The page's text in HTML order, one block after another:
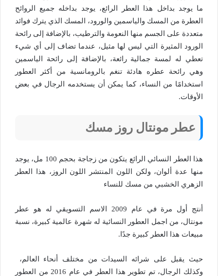
ما يوجد بداخل هذا العطر الرائع، يوجد بداخله جميع الروائح
العطرة من المسك والياسمين والورود، المسك الذي يترك فوائد
متعددة على الجسم منها النعومة والترطيب، بالإضافة إلى رائحة
الورود المثيرة التي ليس لها مثيل، عندما تضاف إلى أي شيء
تعطي له لمسة جمالية رائعة، بالإضافة إلى رائحة الياسمين
وهي رائحة عطره هادئة تنغم بالرومانسية من أكثر العطور
استخدامًا من النساء، كما يمكن أن يستخدمه الرجال في بعض
الأوقات.
عطر مونتال روز مسك
هذا العطر النسائي الرائع يتكون من زجاجة بحجم 100 مل، يوجد
منها عدة ألوان، ولكن اللون المنتشر اللون الروز، هذا العطر
الزهري الخشبي من مسك للنساء
أنتج أول مرة في عام 2009 الاسم التسويقي له هو عطر
مونتال، من اجمل العطور النسائية له شهرة عالمية كبيرة، نسبة
مبيعات هذا العطر كبيرة جدًا.
حيث يقبل على شرائه السيدات من مختلف أنحاء العالم،
وكذلك الرجال، تم تطوير هذا العطر في عام 2016 من العطور